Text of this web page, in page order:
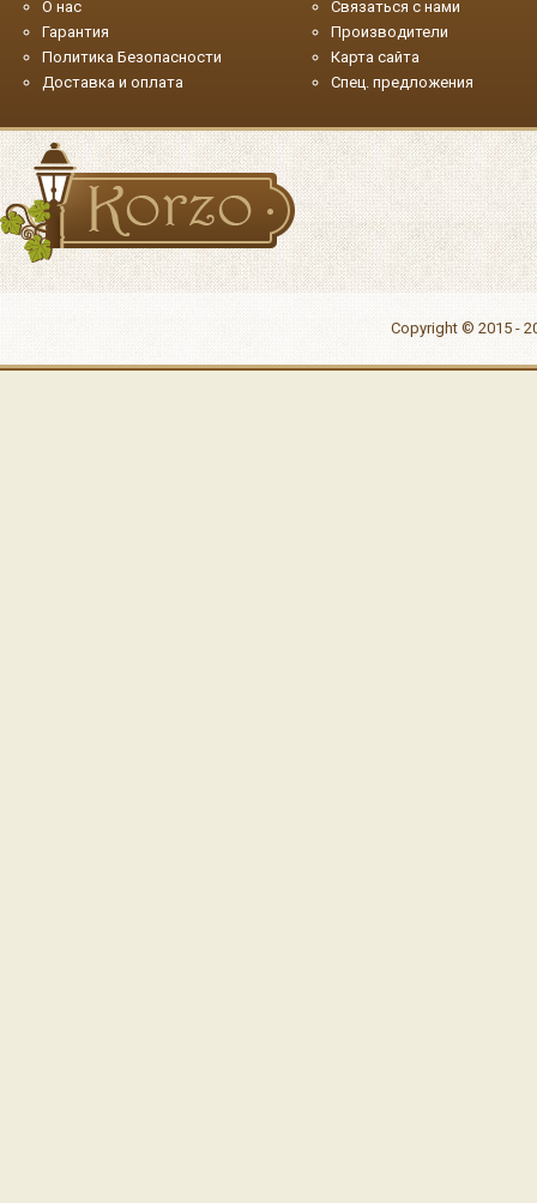
О нас
Гарантия
Политика Безопасности
Доставка и оплата
Связаться с нами
Производители
Карта сайта
Спец. предложения
Copyright © 2015 -